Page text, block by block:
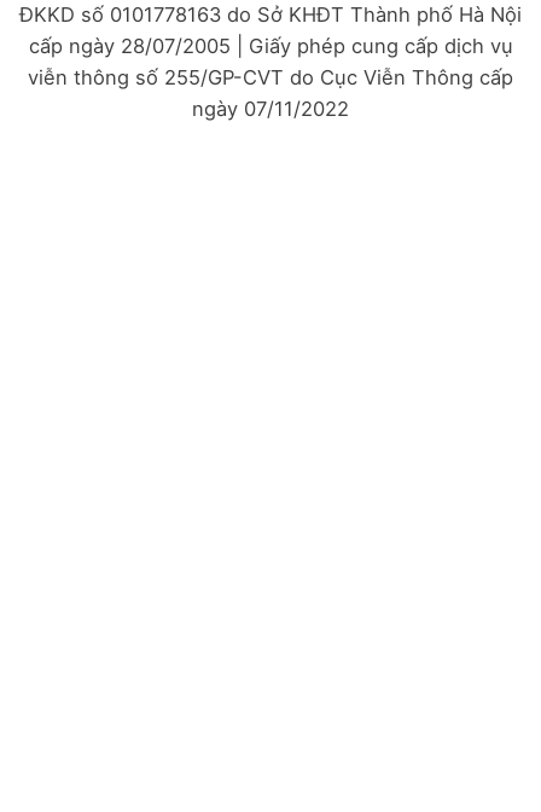
ĐKKD số 0101778163 do Sở KHĐT Thành phố Hà Nội
cấp ngày 28/07/2005 | Giấy phép cung cấp dịch vụ
viễn thông số 255/GP-CVT do Cục Viễn Thông cấp
ngày 07/11/2022